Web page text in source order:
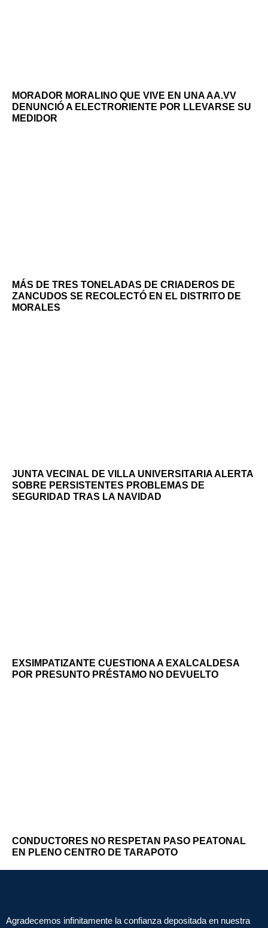
MORADOR MORALINO QUE VIVE EN UNA AA.VV
DENUNCIÓ A ELECTRORIENTE POR LLEVARSE SU
MEDIDOR
MÁS DE TRES TONELADAS DE CRIADEROS DE
ZANCUDOS SE RECOLECTÓ EN EL DISTRITO DE
MORALES
JUNTA VECINAL DE VILLA UNIVERSITARIA ALERTA
SOBRE PERSISTENTES PROBLEMAS DE
SEGURIDAD TRAS LA NAVIDAD
EXSIMPATIZANTE CUESTIONA A EXALCALDESA
POR PRESUNTO PRÉSTAMO NO DEVUELTO
CONDUCTORES NO RESPETAN PASO PEATONAL
EN PLENO CENTRO DE TARAPOTO
Agradecemos infinitamente la confianza depositada en nuestra